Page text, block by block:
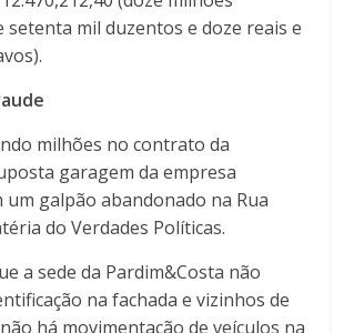
setenta mil duzentos e doze reais e
milhões no contrato da
garagem da empresa
galpão abandonado na Rua
do Verdades Políticas.
a sede da Pardim&Costa não
na fachada e vizinhos de
há movimentação de veículos na